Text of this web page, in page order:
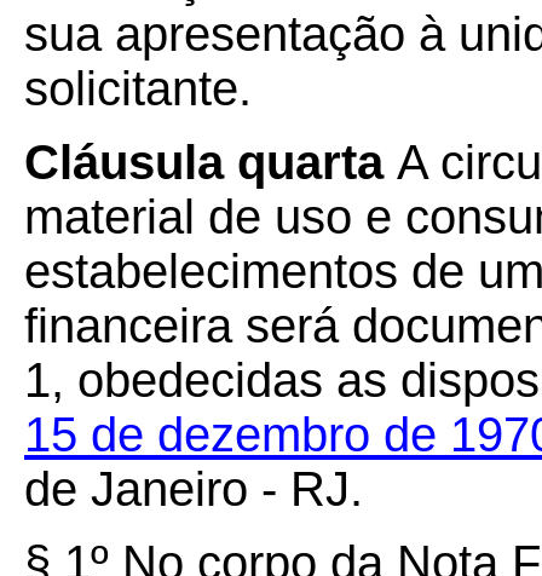
sua apresentação à
solicitante.
Cláusula quarta A
material de uso e
estabelecimentos de
financeira será
1, obedecidas as
15 de dezembro de
de Janeiro - RJ.
§ 1º No corpo da Nota